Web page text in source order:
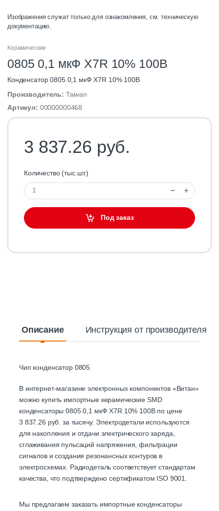
Изображения служат только для ознакомления, см. техническую
документацию.
Керамические
0805 0,1 мкФ X7R 10% 100В
Конденсатор 0805 0,1 мкФ X7R 10% 100В
Производитель: Taiwan
Артикул: 00000000468
3 837.26 руб.
Количество (тыс.шт.)
Под заказ
Описание Инструкция от производителя
Чип конденсатор 0805
В интернет-магазине электронных компонентов «Витан»
можно купить импортные керамические SMD
конденсаторы 0805 0,1 мкФ X7R 10% 100В по цене
3 837.26 руб. за тысячу. Электродетали используются
для накопления и отдачи электрического заряда,
сглаживания пульсаций напряжения, фильтрации
сигналов и создания резонансных контуров в
электросхемах. Радиодеталь соответствует стандартам
качества, что подтверждено сертификатом ISO 9001.
Мы предлагаем заказать импортные конденсаторы